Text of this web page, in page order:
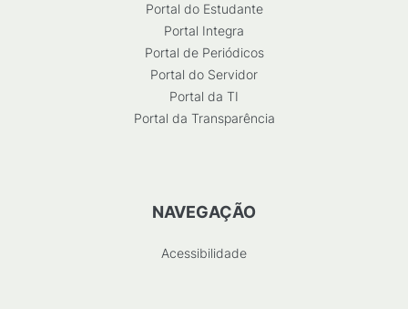
Portal do Estudante
Portal Integra
Portal de Periódicos
Portal do Servidor
Portal da TI
Portal da Transparência
NAVEGAÇÃO
Acessibilidade